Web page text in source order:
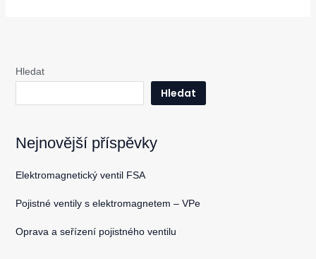
Hledat
Hledat
Nejnovější příspěvky
Elektromagnetický ventil FSA
Pojistné ventily s elektromagnetem – VPe
Oprava a seřízení pojistného ventilu